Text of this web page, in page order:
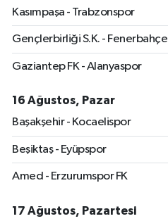
Kasımpaşa - Trabzonspor
Gençlerbirliği S.K. - Fenerbahçe
Gaziantep FK - Alanyaspor
16 Ağustos, Pazar
Başakşehir - Kocaelispor
Beşiktaş - Eyüpspor
Amed - Erzurumspor FK
17 Ağustos, Pazartesi